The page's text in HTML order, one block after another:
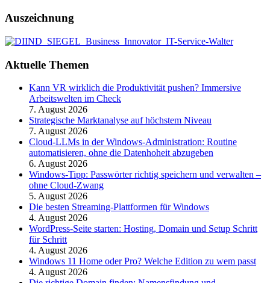
Auszeichnung
Aktuelle Themen
Kann VR wirklich die Produktivität pushen? Immersive
Arbeitswelten im Check
7. August 2026
Strategische Marktanalyse auf höchstem Niveau
7. August 2026
Cloud-LLMs in der Windows-Administration: Routine
automatisieren, ohne die Datenhoheit abzugeben
6. August 2026
Windows-Tipp: Passwörter richtig speichern und verwalten –
ohne Cloud-Zwang
5. August 2026
Die besten Streaming-Plattformen für Windows
4. August 2026
WordPress-Seite starten: Hosting, Domain und Setup Schritt
für Schritt
4. August 2026
Windows 11 Home oder Pro? Welche Edition zu wem passt
4. August 2026